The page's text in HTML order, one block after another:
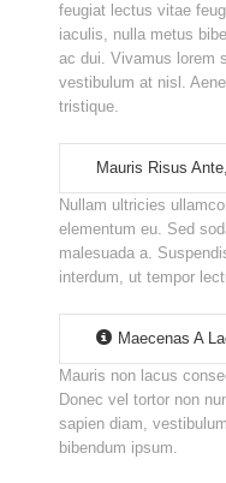
feugiat lectus vitae
iaculis, nulla metus
ac dui. Vivamus lorem
vestibulum at nisl.
tristique.
Mauris Risus
Nullam ultricies
elementum eu. Sed
malesuada a.
interdum, ut tempor
Maecenas A
Mauris non lacus
Donec vel tortor non
sapien diam,
bibendum ipsum.